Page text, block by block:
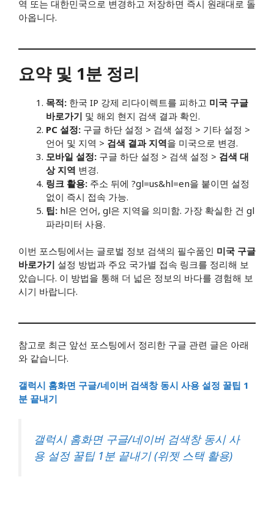
역 또는 대한민국으로 변경하고 저장하면 즉시 원래대로 돌
아옵니다.
요약 및 1분 정리
목적: 한국 IP 강제 리다이렉트를 피하고 미국 구글
바로가기 및 해외 현지 검색 결과 확인.
PC 설정: 구글 하단 설정 > 검색 설정 > 기타 설정 >
언어 및 지역 > 검색 결과 지역을 미국으로 변경.
모바일 설정: 구글 하단 설정 > 검색 설정 > 검색 대
상 지역 변경.
링크 활용: 주소 뒤에 ?gl=us&hl=en을 붙이면 설정
없이 즉시 접속 가능.
팁: hl은 언어, gl은 지역을 의미함. 가장 확실한 건 gl
파라미터 사용.
이번 포스팅에서는 글로벌 정보 검색의 필수품인 미국 구글
바로가기 설정 방법과 주요 국가별 접속 링크를 정리해 보
았습니다. 이 방법을 통해 더 넓은 정보의 바다를 경험해 보
시기 바랍니다.
참고로 최근 앞선 포스팅에서 정리한 구글 관련 글은 아래
와 같습니다.
갤럭시 홈화면 구글/네이버 검색창 동시 사용 설정 꿀팁 1
분 끝내기
갤럭시 홈화면 구글/네이버 검색창 동시 사
용 설정 꿀팁 1분 끝내기 (위젯 스택 활용)